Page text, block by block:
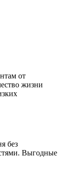
от
жизни
без
Выгодные